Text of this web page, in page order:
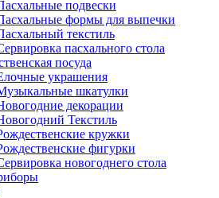
подвески
формы для выпечки
текстиль
пасхального стола
посуда
украшения
шкатулки
декорации
Текстиль
кружки
фигурки
новогоднего стола